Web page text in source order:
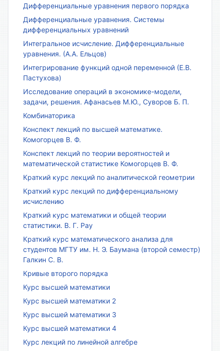
Дифференциальные уравнения первого порядка
Дифференциальные уравнения. Системы
дифференциальных уравнений
Интегральное исчисление. Дифференциальные
уравнения. (А.А. Ельцов)
Интегрирование функций одной переменной (Е.В.
Пастухова)
Исследование операций в экономике-модели,
задачи, решения. Афанасьев М.Ю., Суворов Б. П.
Комбинаторика
Конспект лекций по высшей математике.
Комогорцев В. Ф.
Конспект лекций по теории вероятностей и
математической статистике Комогорцев В. Ф.
Краткий курс лекций по аналитической геометрии
Краткий курс лекций по дифференциальному
исчислению
Краткий курс математики и общей теории
статистики. В. Г. Рау
Краткий курс математического анализа для
студентов МГТУ им. Н. Э. Баумана (второй семестр)
Галкин С. В.
Кривые второго порядка
Курс высшей математики
Курс высшей математики 2
Курс высшей математики 3
Курс высшей математики 4
Курс лекций по линейной алгебре